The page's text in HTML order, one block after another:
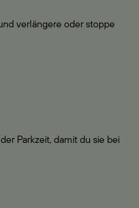
verlängere oder stoppe
Parkzeit, damit du sie bei